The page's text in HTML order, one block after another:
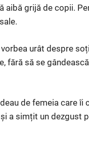
aibă grijă de copii.
urât despre
fără să se
de femeia care îi
a simțit un dezgust